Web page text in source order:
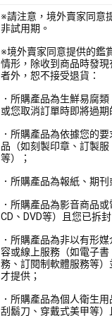
※請注意，境外賣家同意
非試用期。
※境外賣家同意提供的鑑
情形，除收到商品時發
者外，恕不接受退貨：
．所購產品為生鮮易腐
或您取消訂單時即將過期
．所購產品為依據您的
品（如刻製印章、訂製
等）；
．所購產品為報紙、期刊
．所購產品為影音商品
CD、DVD等）且您已拆封
．所購產品為非以有形
容或線上服務（如電子書
務、訂閱制軟體服務等
才提供；
．所購產品為個人衛生用
刮鬍刀、穿戴式美甲等）